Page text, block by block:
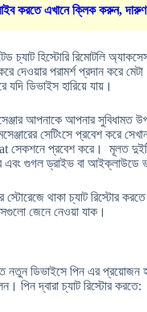
করতে এখানে ক্লিক করুন,
চ্যাট হিস্টোরি রিমোটলি
পরামর্শ প্রদান করে
যদি ডিভাইস হারিয়ে যায়।
আপনাকে আপনার সুবিধামত
সেটিংসে প্রবেশ করে
প্রবেশ করে। মূলত দুইটি
গুগল ড্রাইভ বা আইক্লাউডে
থাকা চ্যাট রিস্টোর
জেনে নেওয়া যাক।
নতুন ডিভাইসে পিন এর
পিন দ্বারা চ্যাট রিস্টোর করতে: